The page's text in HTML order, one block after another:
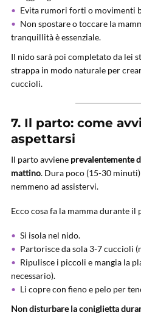
Evita rumori forti o movimenti
Non spostare o toccare la
tranquillità è essenziale.
Il nido sarà poi completato da lei
strappa in modo naturale per
cuccioli.
7. Il parto: come
aspettarsi
Il parto avviene prevalentemente
mattino. Dura poco (15-30 minuti)
nemmeno ad assistervi.
Ecco cosa fa la mamma durante il
Si isola nel nido.
Partorisce da sola 3-7 cuccioli
Ripulisce i piccoli e mangia la
necessario).
Li copre con fieno e pelo per
Non disturbare la coniglietta